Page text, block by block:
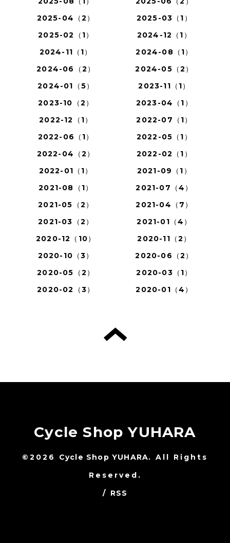
2025-04（2）
2025-03（1）
2025-02（1）
2024-12（1）
2024-11（1）
2024-08（1）
2024-06（2）
2024-05（2）
2024-01（5）
2023-11（1）
2023-10（2）
2023-04（1）
2022-12（1）
2022-07（1）
2022-06（1）
2022-05（1）
2022-04（2）
2022-02（1）
2022-01（1）
2021-09（1）
2021-08（1）
2021-07（4）
2021-05（2）
2021-04（7）
2021-03（2）
2021-01（4）
2020-12（10）
2020-11（2）
2020-10（3）
2020-06（2）
2020-05（2）
2020-03（1）
2020-02（3）
2020-01（4）
Cycle Shop YUHARA
©2026 Cycle Shop YUHARA. All Rights
Reserved.
/ RSS